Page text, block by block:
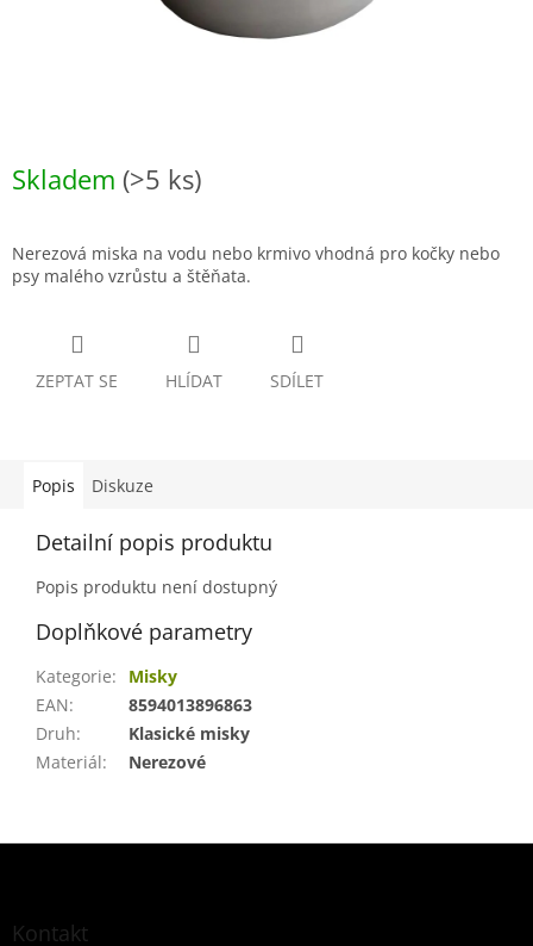
Skladem (>5 ks)
Nerezová miska na vodu nebo krmivo vhodná pro kočky nebo
psy malého vzrůstu a štěňata.
ZEPTAT SE HLÍDAT SDÍLET
Popis Diskuze
Detailní popis produktu
Popis produktu není dostupný
Doplňkové parametry
Kategorie:
Misky
EAN:
8594013896863
Druh:
Klasické misky
Materiál: Nerezové
Z
Kontakt